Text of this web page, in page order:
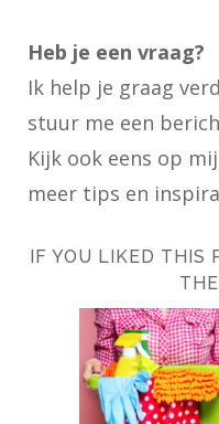
Heb je een vraag?
Ik help je graag
stuur me een
Kijk ook eens op
meer tips en
IF YOU LIKED THIS